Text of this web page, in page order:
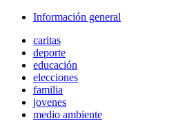
Información general
caritas
deporte
educación
elecciones
familia
jovenes
medio ambiente